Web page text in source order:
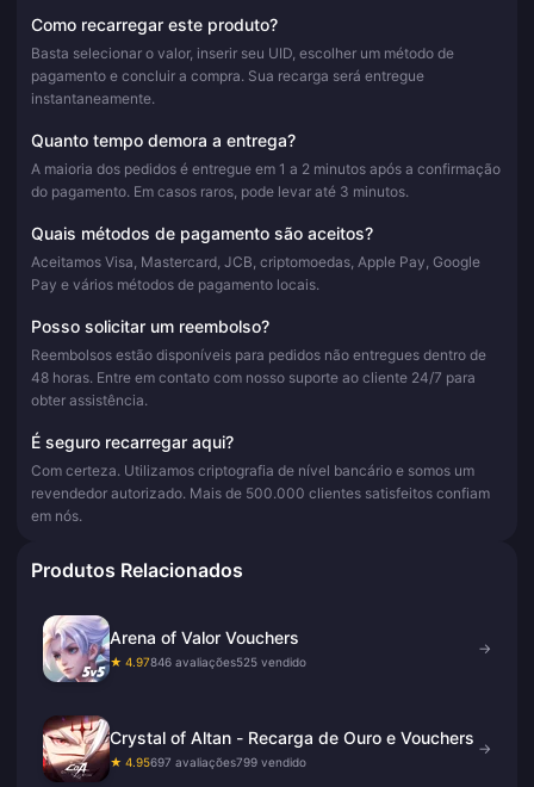
Como recarregar este produto?
Basta selecionar o valor, inserir seu UID, escolher um método de
pagamento e concluir a compra. Sua recarga será entregue
instantaneamente.
Quanto tempo demora a entrega?
A maioria dos pedidos é entregue em 1 a 2 minutos após a confirmação
do pagamento. Em casos raros, pode levar até 3 minutos.
Quais métodos de pagamento são aceitos?
Aceitamos Visa, Mastercard, JCB, criptomoedas, Apple Pay, Google
Pay e vários métodos de pagamento locais.
Posso solicitar um reembolso?
Reembolsos estão disponíveis para pedidos não entregues dentro de
48 horas. Entre em contato com nosso suporte ao cliente 24/7 para
obter assistência.
É seguro recarregar aqui?
Com certeza. Utilizamos criptografia de nível bancário e somos um
revendedor autorizado. Mais de 500.000 clientes satisfeitos confiam
em nós.
Produtos Relacionados
Arena of Valor Vouchers
★ 4.97846 avaliações525 vendido
→
Crystal of Altan - Recarga de Ouro e Vouchers
★ 4.95697 avaliações799 vendido
→